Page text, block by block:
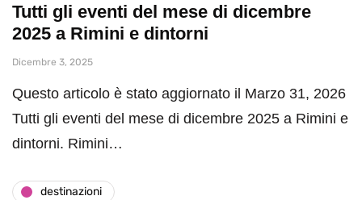
Tutti gli eventi del mese di dicembre
2025 a Rimini e dintorni
Dicembre 3, 2025
Questo articolo è stato aggiornato il Marzo 31, 2026
Tutti gli eventi del mese di dicembre 2025 a Rimini e
dintorni. Rimini…
destinazioni